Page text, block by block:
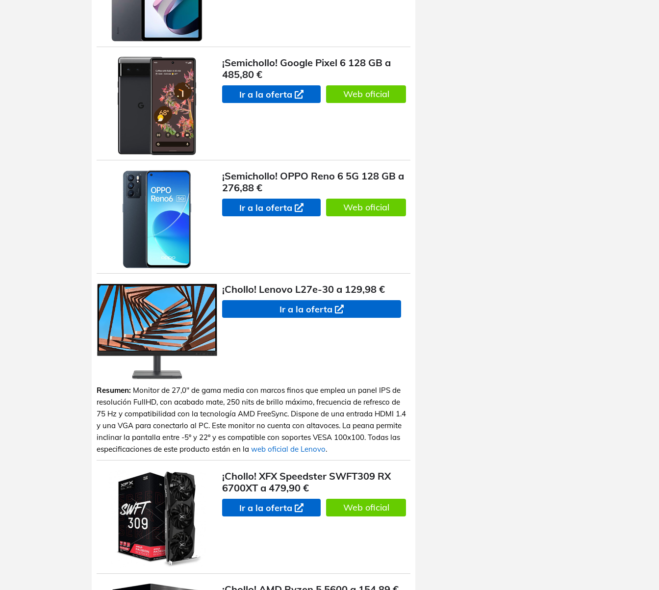
¡Semichollo! Google Pixel 6 128 GB a
485,80 €
Ir a la oferta Web oficial
¡Semichollo! OPPO Reno 6 5G 128 GB a
276,88 €
Ir a la oferta Web oficial
¡Chollo! Lenovo L27e-30 a 129,98 €
Ir a la oferta
Resumen: Monitor de 27,0" de gama media con marcos finos que emplea un panel IPS de
resolución FullHD, con acabado mate, 250 nits de brillo máximo, frecuencia de refresco de
75 Hz y compatibilidad con la tecnología AMD FreeSync. Dispone de una entrada HDMI 1.4
y una VGA para conectarlo al PC. Este monitor no cuenta con altavoces. La peana permite
inclinar la pantalla entre -5º y 22º y es compatible con soportes VESA 100x100. Todas las
especificaciones de este producto están en la web oficial de Lenovo.
¡Chollo! XFX Speedster SWFT309 RX
6700XT a 479,90 €
Ir a la oferta Web oficial